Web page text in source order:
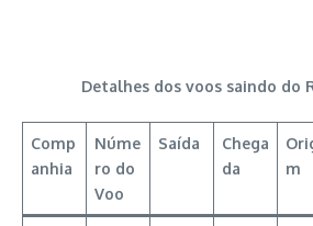
Detalhes dos voos saindo do
Comp
anhia
Núme
ro do
Voo
Saída
Chega
da
m